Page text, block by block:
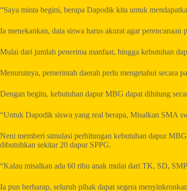
“Saya minta begini, berapa Dapodik kita untuk
Ia menekankan, data siswa harus akurat agar
Mulai dari jumlah penerima manfaat, hingga kebutuhan
Menurutnya, pemerintah daerah perlu mengetahui secara
Dengan begitu, kebutuhan dapur MBG dapat dihitung
“Untuk Dapodik siswa yang real berapa, Misalkan SMA
Neni memberi simulasi perhitungan kebutuhan dapur
dibutuhkan sekitar 20 dapur SPPG.
“Kalau misalkan ada 60 ribu anak mulai dari TK, SD,
Ia pun berharap, seluruh pihak dapat segera